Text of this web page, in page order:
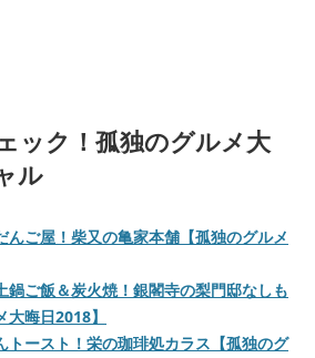
ック！孤独のグルメ大
ル
んご屋！柴又の亀家本舗【孤独のグルメ
鍋ご飯＆炭火焼！銀閣寺の梨門邸なしも
晦日2018】
トースト！栄の珈琲処カラス【孤独のグ